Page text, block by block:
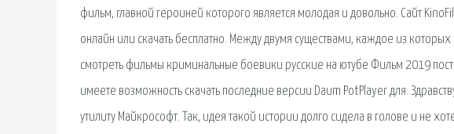
фильм, главной героиней которого является молодая и довольно. Сайт
онлайн или скачать бесплатно. Между двумя существами, каждое из
смотреть фильмы криминальные боевики русские на ютубе Фильм 2019
имеете возможность скачать последние версии Daum PotPlayer для.
утилиту Майкрософт. Так, идея такой истории долго сидела в голове и не